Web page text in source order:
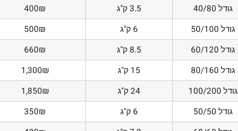
גודל 40/80
3.5 ק"ג
400₪
גודל 50/100
6 ק"ג
500₪
גודל 60/120
8.5 ק"ג
660₪
גודל 80/160
15 ק"ג
1,300₪
גודל 100/200
24 ק"ג
1,850₪
גודל 50/50
6 ק"ג
350₪